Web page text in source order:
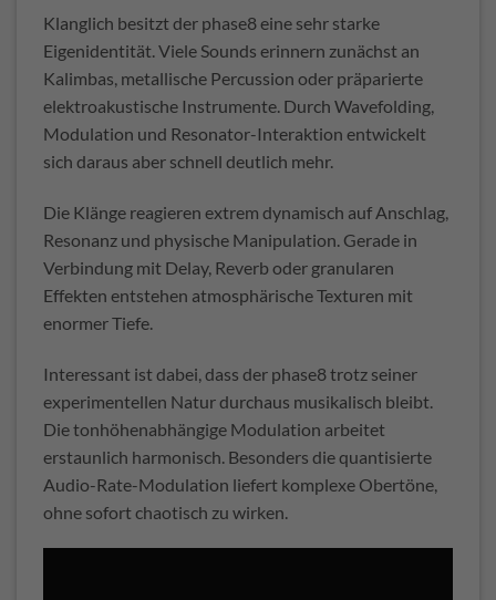
Klanglich besitzt der phase8 eine sehr starke
Eigenidentität. Viele Sounds erinnern zunächst an
Kalimbas, metallische Percussion oder präparierte
elektroakustische Instrumente. Durch Wavefolding,
Modulation und Resonator-Interaktion entwickelt
sich daraus aber schnell deutlich mehr.
Die Klänge reagieren extrem dynamisch auf Anschlag,
Resonanz und physische Manipulation. Gerade in
Verbindung mit Delay, Reverb oder granularen
Effekten entstehen atmosphärische Texturen mit
enormer Tiefe.
Interessant ist dabei, dass der phase8 trotz seiner
experimentellen Natur durchaus musikalisch bleibt.
Die tonhöhenabhängige Modulation arbeitet
erstaunlich harmonisch. Besonders die quantisierte
Audio-Rate-Modulation liefert komplexe Obertöne,
ohne sofort chaotisch zu wirken.